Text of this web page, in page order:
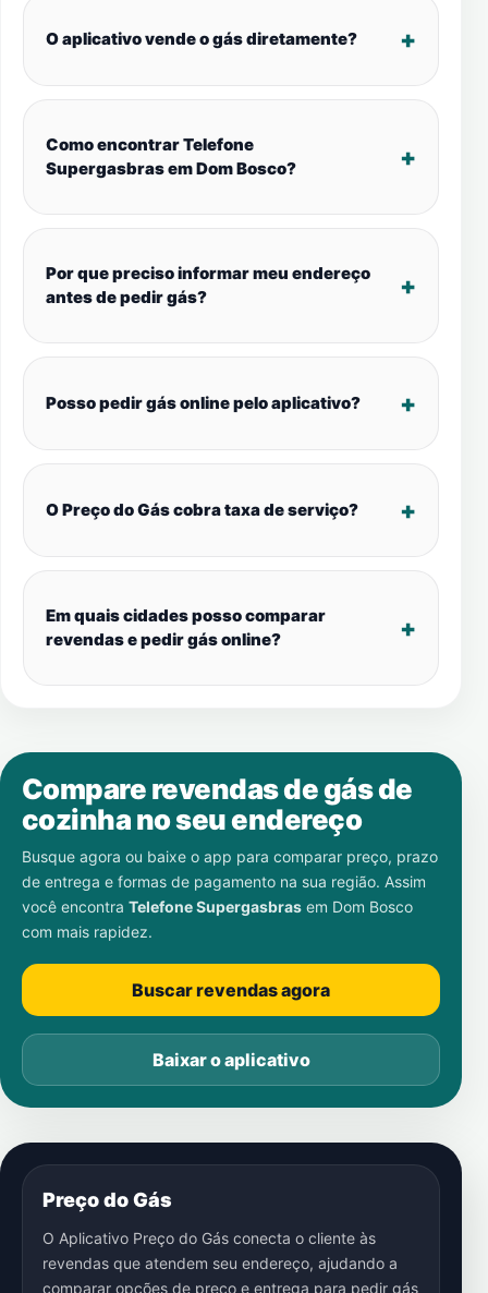
O aplicativo vende o gás diretamente?
Como encontrar Telefone
Supergasbras em Dom Bosco?
Por que preciso informar meu endereço
antes de pedir gás?
Posso pedir gás online pelo aplicativo?
O Preço do Gás cobra taxa de serviço?
Em quais cidades posso comparar
revendas e pedir gás online?
Compare revendas de gás de
cozinha no seu endereço
Busque agora ou baixe o app para comparar preço, prazo
de entrega e formas de pagamento na sua região. Assim
você encontra Telefone Supergasbras em Dom Bosco
com mais rapidez.
Buscar revendas agora
Baixar o aplicativo
Preço do Gás
O Aplicativo Preço do Gás conecta o cliente às
revendas que atendem seu endereço, ajudando a
comparar opções de preço e entrega para pedir gás